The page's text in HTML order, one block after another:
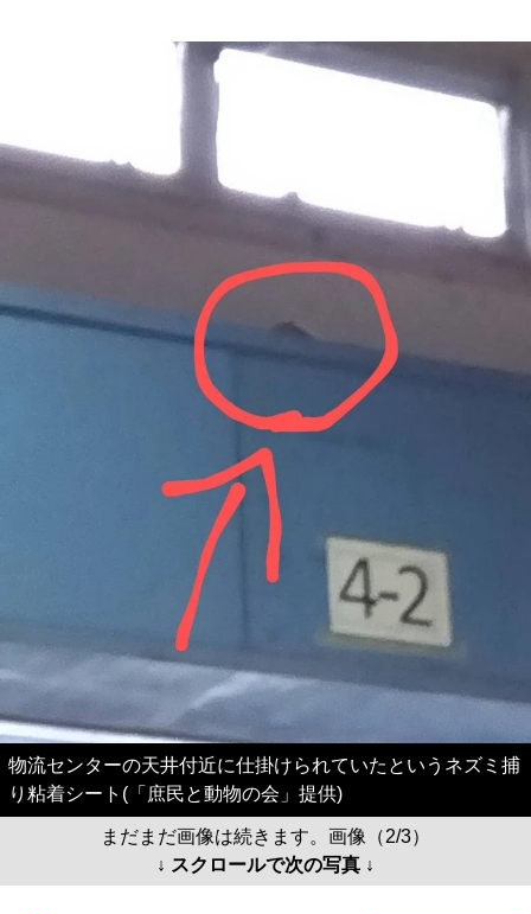
物流センターの天井付近に仕掛けられていたというネズミ捕
り粘着シート(「庶民と動物の会」提供)
まだまだ画像は続きます。画像（2/3）
↓ スクロールで次の写真 ↓